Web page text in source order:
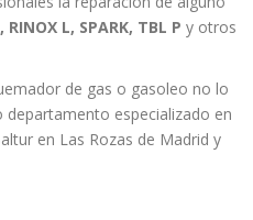
RINOX L, SPARK, TBL P y otros
de gas o gasoleo no lo
especializado en
en Las Rozas de Madrid y